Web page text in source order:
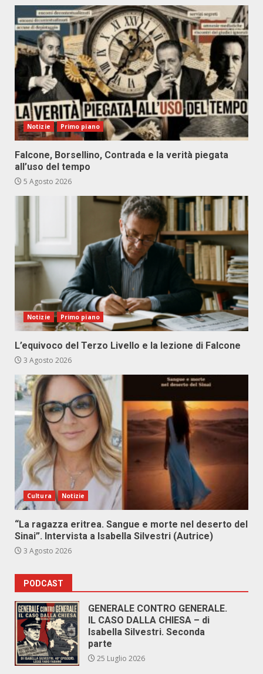
Notizie Primo piano
Falcone, Borsellino, Contrada e la verità piegata
all’uso del tempo
5 Agosto 2026
Notizie Primo piano
L’equivoco del Terzo Livello e la lezione di Falcone
3 Agosto 2026
Cultura Notizie
“La ragazza eritrea. Sangue e morte nel deserto del
Sinai”. Intervista a Isabella Silvestri (Autrice)
3 Agosto 2026
PODCAST
GENERALE CONTRO GENERALE.
IL CASO DALLA CHIESA – di
Isabella Silvestri. Seconda
parte
25 Luglio 2026